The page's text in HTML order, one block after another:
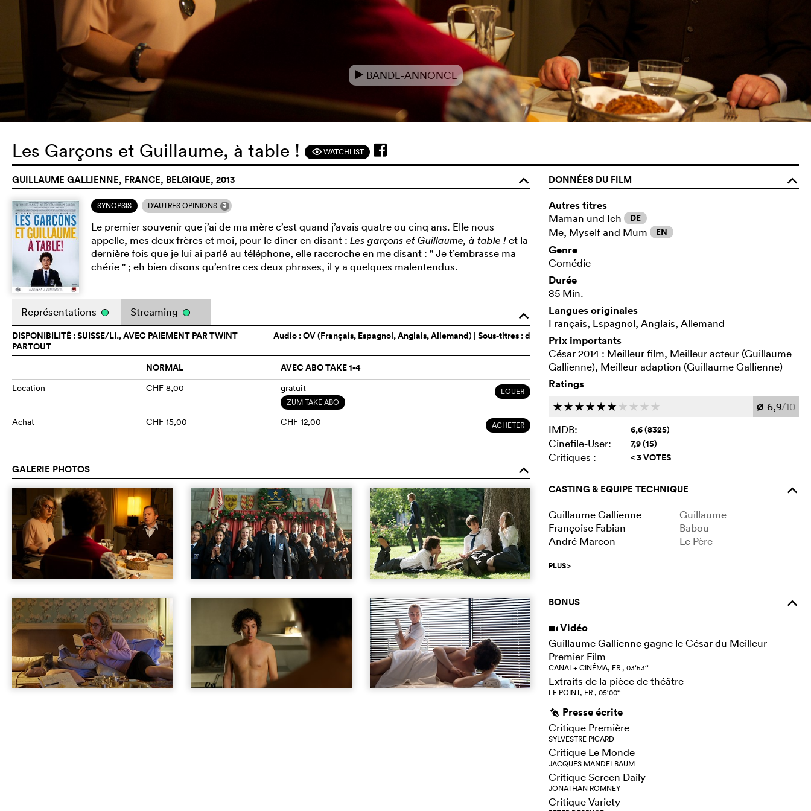
e BANDE-ANNONCE
Les Garçons et Guillaume, à table ! FWATCHLIST
GUILLAUME GALLIENNE, FRANCE, BELGIQUE, 2013 o
SYNOPSIS D'AUTRES OPINIONS 3
Le premier souvenir que j’ai de ma mère c’est quand j’avais quatre ou cinq ans. Elle nous
appelle, mes deux frères et moi, pour le dîner en disant :Les garçons et Guillaume, à table !et la
dernière fois que je lui ai parlé au téléphone, elle raccroche en me disant : " Je t’embrasse ma
chérie " ; eh bien disons qu’entre ces deux phrases, il y a quelques malentendus.
o
Représentations Streaming
Audio :OV (Français, Espagnol, Anglais, Allemand) | Sous-titres : d
DISPONIBILITÉ : SUISSE/LI., AVEC PAIEMENT PAR TWINT
PARTOUT
NORMAL
AVEC ABO TAKE 1-4
Location CHF 8,00 gratuit
ZUM TAKE ABO
LOUER
Achat CHF 15,00 CHF 12,00 ACHETER
GALERIE PHOTOS o
DONNÉES DU FILM
o
Autres titres
Maman und Ich DE
Me, Myself and Mum EN
Genre
Comédie
Durée
85 Min.
Langues originales
Français, Espagnol, Anglais, Allemand
Prix importants
César 2014 : Meilleur film, Meilleur acteur (Guillaume
Gallienne), Meilleur adaption (Guillaume Gallienne)
Ratings
cccccc c c c c Ø 6,9/10
IMDB:
6,6 (8325)
Cinefile-User: 7,9 (15)
Critiques : < 3 VOTES
CASTING & EQUIPE TECHNIQUE o
Guillaume Gallienne
Guillaume
Françoise Fabian
Babou
André Marcon
Le Père
PLUS>
BONUS o
i Vidéo
Guillaume Gallienne gagne le César du Meilleur
Premier Film
CANAL+ CINÉMA, FR , 03‘53‘‘
Extraits de la pièce de théâtre
LE POINT, FR , 05‘00‘‘
g Presse écrite
Critique Première
SYLVESTRE PICARD
Critique Le Monde
JACQUES MANDELBAUM
Critique Screen Daily
JONATHAN ROMNEY
Critique Variety